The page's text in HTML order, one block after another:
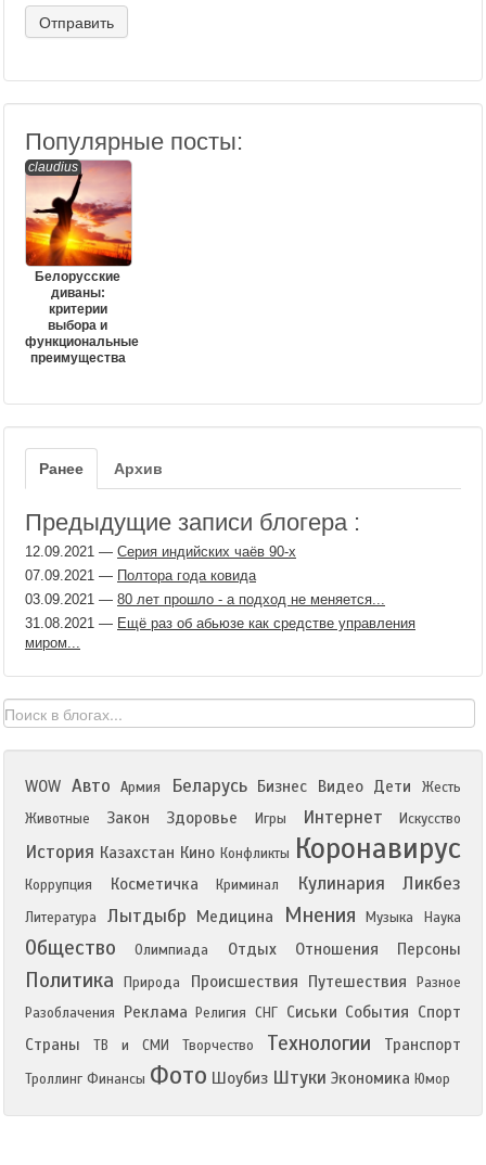
Популярные посты:
claudius
Белорусские
диваны:
критерии
выбора и
функциональные
преимущества
Ранее Архив
Предыдущие записи блогера :
12.09.2021 — Серия индийских чаёв 90-х
07.09.2021 — Полтора года ковида
03.09.2021 — 80 лет прошло - а подход не меняется...
31.08.2021 — Ещё раз об абьюзе как средстве управления
миром...
WOW Авто Армия Беларусь Бизнес Видео Дети
Жесть
Животные
Закон Здоровье Игры Интернет Искусство
История Казахстан Кино Конфликты Коронавирус
Коррупция Косметичка Криминал Кулинария Ликбез
Литература Лытдыбр Медицина Мнения Музыка Наука
Общество Олимпиада Отдых Отношения Персоны
Политика Природа Происшествия Путешествия
Разное
Разоблачения
Реклама Религия СНГ Сиськи События Спорт
Страны
ТВ и СМИ Творчество Технологии Транспорт
Троллинг Финансы Фото Шоубиз Штуки Экономика Юмор